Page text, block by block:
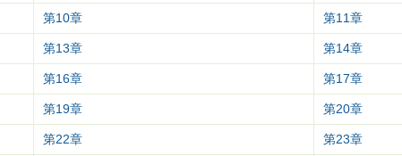
第10章 第11章
第13章 第14章
第16章 第17章
第19章 第20章
第22章 第23章